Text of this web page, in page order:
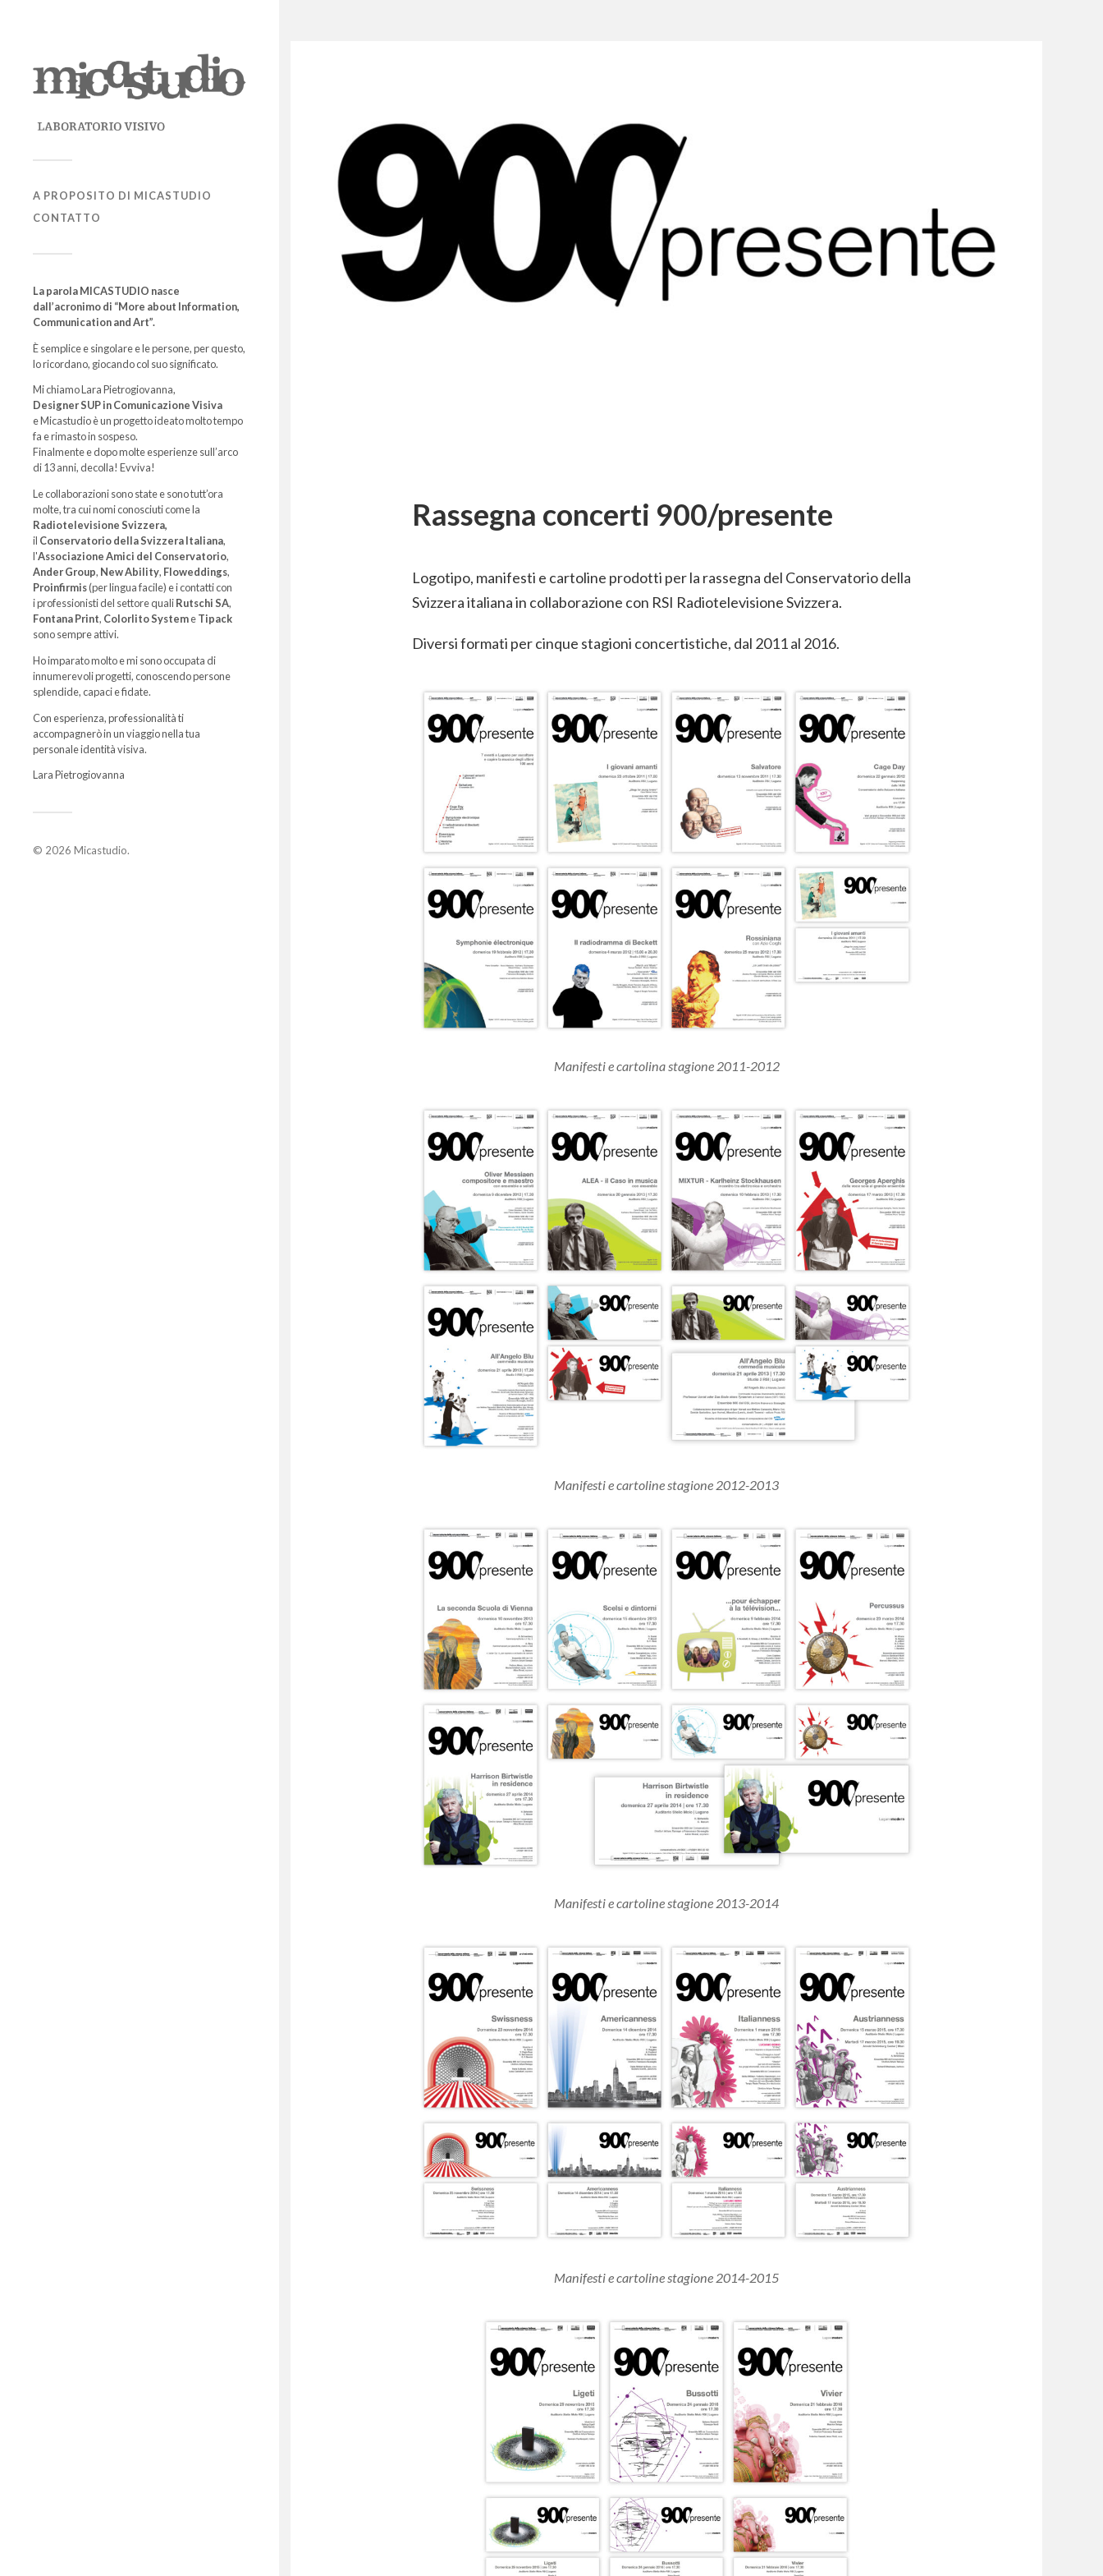
A PROPOSITO DI MICASTUDIO
CONTATTO
La parola MICASTUDIO nasce
dall’acronimo di “More about Information,
Communication and Art”.
È semplice e singolare e le persone, per questo,
lo ricordano, giocando col suo significato.
Mi chiamo Lara Pietrogiovanna,
Designer SUP in Comunicazione Visiva
e Micastudio è un progetto ideato molto tempo
fa e rimasto in sospeso.
Finalmente e dopo molte esperienze sull’arco
di 13 anni, decolla! Evviva!
Le collaborazioni sono state e sono tutt’ora
molte, tra cui nomi conosciuti come la
Radiotelevisione Svizzera,
il Conservatorio della Svizzera Italiana,
l'Associazione Amici del Conservatorio,
Ander Group, New Ability, Floweddings,
Proinfirmis(per lingua facile) e i contatti con
i professionisti del settore qualiRutschi SA,
Fontana Print, Colorlito SystemeTipack
sono sempre attivi.
Ho imparato molto e mi sono occupata di
innumerevoli progetti, conoscendo persone
splendide, capaci e fidate.
Con esperienza, professionalità ti
accompagnerò in un viaggio nella tua
personale identità visiva.
Lara Pietrogiovanna
© 2026 Micastudio.
Rassegna concerti 900/presente
Logotipo, manifesti e cartoline prodotti per la rassegna del Conservatorio della
Svizzera italiana in collaborazione con RSI Radiotelevisione Svizzera.
Diversi formati per cinque stagioni concertistiche, dal 2011 al 2016.
Manifesti e cartolina stagione 2011-2012
Manifesti e cartoline stagione 2012-2013
Manifesti e cartoline stagione 2013-2014
Manifesti e cartoline stagione 2014-2015